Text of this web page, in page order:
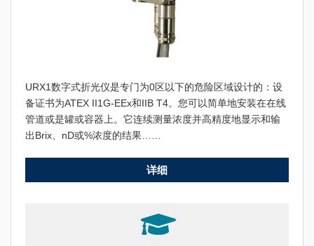
URX1数字式折光仪是专门为0区以下的危险区域设计的：设
备证书为ATEX II1G-EEx和IIB T4。您可以简单地安装在在线
管道或是罐或容器上。它连续测量浓度并高精度地显示和输
出Brix、nD或%浓度的结果……
详细